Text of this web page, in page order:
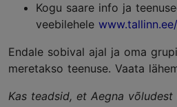
Kogu saare info ja
veebilehele
Endale sobival ajal ja oma
meretakso teenuse. Vaata
Kas teadsid, et Aegna